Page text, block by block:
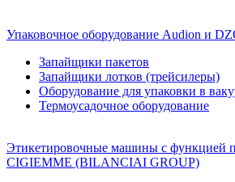
Упаковочное оборудование Audion и
Запайщики пакетов
Запайщики лотков (трейсилеры)
Оборудование для упаковки в
Термоусадочное оборудование
Этикетировочные машины с функцией
CIGIEMME (BILANCIAI GROUP)